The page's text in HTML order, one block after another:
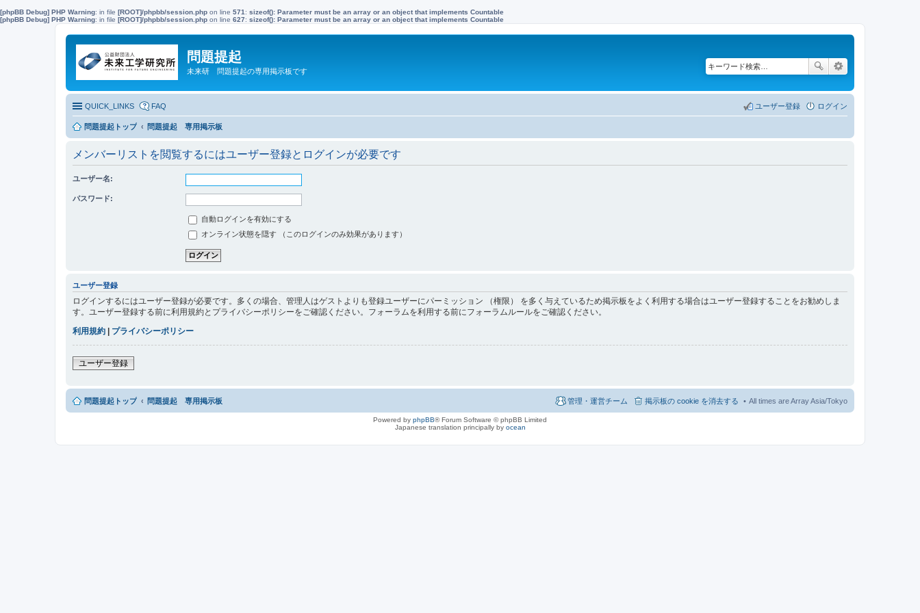
[phpBB Debug] PHP Warning: in file [ROOT]/phpbb/session.php on line 571 : sizeof(): Parameter must be an array or an object that implements Countable
[phpBB Debug] PHP Warning: in file [ROOT]/phpbb/session.php on line 627: sizeof(): Parameter must be an array or an object that implements Countable
問題提起
未来研 問題提起の専用掲示板です
QUICK_LINKS FAQ ログイン
ユーザー登録
問題提起トップ 問題提起 専用掲示板
メンバーリストを閲覧するにはユーザー登録とログインが必要です
ユーザー名:
パスワード:
自動ログインを有効にする
オンライン状態を隠す （このログインのみ効果があります）
ユーザー登録
ログインするにはユーザー登録が必要です。多くの場合、管理人はゲストよりも登録ユーザーにパーミッション （権限） を多く与えているため掲示板をよく利用する場合はユーザー登録することをお勧めしま
す。ユーザー登録する前に利用規約とプライバシーポリシーをご確認ください。フォーラムを利用する前にフォーラムルールをご確認ください。
利用規約
プライバシーポリシー
ユーザー登録
問題提起トップ 問題提起 専用掲示板 All times are Array Asia/Tokyo
掲示板の cookie を消去する
管理・運営チーム
Powered by phpBB® Forum Software © phpBB Limited
Japanese translation principally by ocean